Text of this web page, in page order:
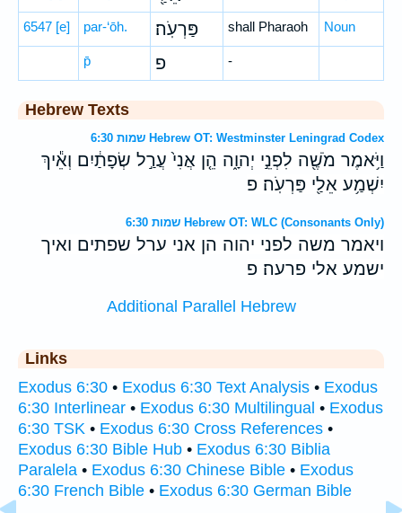
6547 [e] par-‘ōh. פַּרְעֹֽה׃ shall Pharaoh Noun
p̄ פ -
Hebrew Texts
שמות 6:30 Hebrew OT: Westminster Leningrad Codex
וַיֹּ֥אמֶר מֹשֶׁ֖ה לִפְנֵ֣י יְהוָ֑ה הֵ֤ן אֲנִי֙ עֲרַ֣ל שְׂפָתַ֔יִם וְאֵ֕יךְ
יִשְׁמַ֥ע אֵלַ֖י פַּרְעֹֽה׃ פ
שמות 6:30 Hebrew OT: WLC (Consonants Only)
ויאמר משה לפני יהוה הן אני ערל שפתים ואיך
ישמע אלי פרעה׃ פ
Additional Parallel Hebrew
Links
Exodus 6:30 • Exodus 6:30 Text Analysis • Exodus
6:30 Interlinear • Exodus 6:30 Multilingual • Exodus
6:30 TSK • Exodus 6:30 Cross References •
Exodus 6:30 Bible Hub • Exodus 6:30 Biblia
Paralela • Exodus 6:30 Chinese Bible • Exodus
6:30 French Bible • Exodus 6:30 German Bible